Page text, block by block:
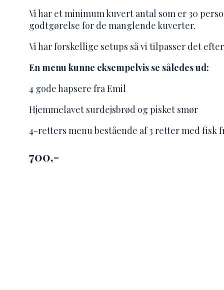
Vi har et minimum kuvert antal som er 30
godtgørelse for de manglende kuverter.
Vi har forskellige setups så vi tilpasser det
En menu kunne eksempelvis se således ud:
4 gode hapsere fra Emil
Hjemmelavet surdejsbrød og pisket smør
4-retters menu bestående af 3 retter med fisk
700,-